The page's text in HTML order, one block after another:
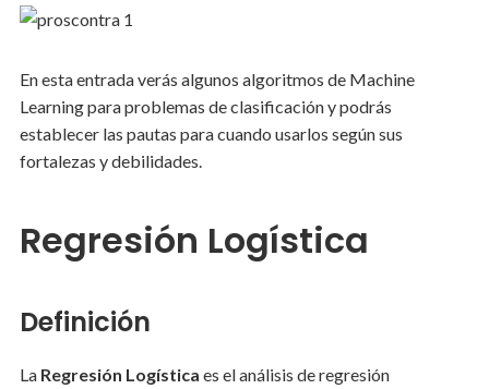
En esta entrada verás algunos algoritmos de Machine
Learning para problemas de clasificación y podrás
establecer las pautas para cuando usarlos según sus
fortalezas y debilidades.
Regresión Logística
Definición
La Regresión Logística es el análisis de regresión